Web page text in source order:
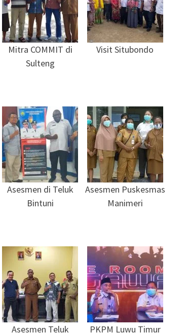
Mitra COMMIT di
Sulteng
Visit Situbondo
Asesmen di Teluk
Bintuni
Asesmen Puskesmas
Manimeri
Asesmen Teluk
PKPM Luwu Timur